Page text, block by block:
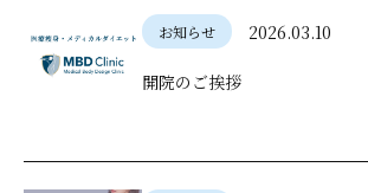
お知らせ 2026.03.10
開院のご挨拶